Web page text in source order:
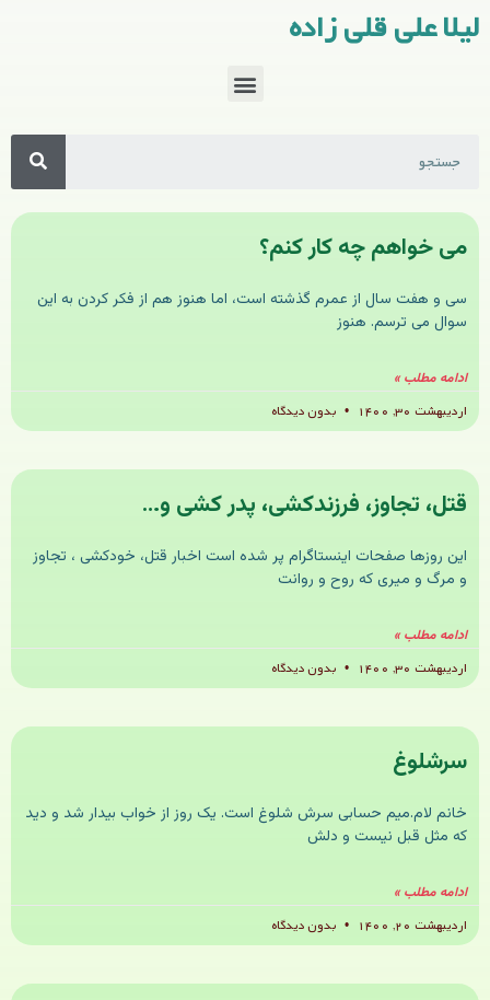
لیلا علی قلی زاده
می خواهم چه کار کنم؟
سی و هفت سال از عمرم گذشته است، اما هنوز هم از فکر کردن به این
سوال می ترسم. هنوز
ادامه مطلب »
اردیبهشت ۳۰, ۱۴۰۰
بدون دیدگاه
قتل، تجاوز، فرزندکشی، پدر کشی و…
این روزها صفحات اینستاگرام پر شده است اخبار قتل، خودکشی ، تجاوز
و مرگ و میری که روح و روانت
ادامه مطلب »
اردیبهشت ۳۰, ۱۴۰۰
بدون دیدگاه
سرشلوغ
خانم لام.میم حسابی سرش شلوغ است. یک روز از خواب بیدار شد و دید
که مثل قبل نیست و دلش
ادامه مطلب »
اردیبهشت ۲۰, ۱۴۰۰
بدون دیدگاه